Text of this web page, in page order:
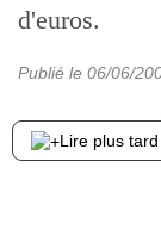
d'euros.
Publié le 06/06/
Lire plus tard